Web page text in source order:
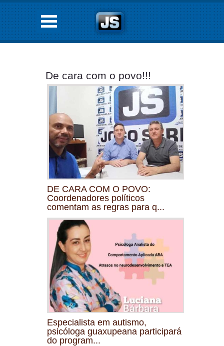
De cara com o povo!!!
DE CARA COM O POVO:
Coordenadores políticos
comentam as regras para q...
Especialista em autismo,
psicóloga guaxupeana participará
do program...